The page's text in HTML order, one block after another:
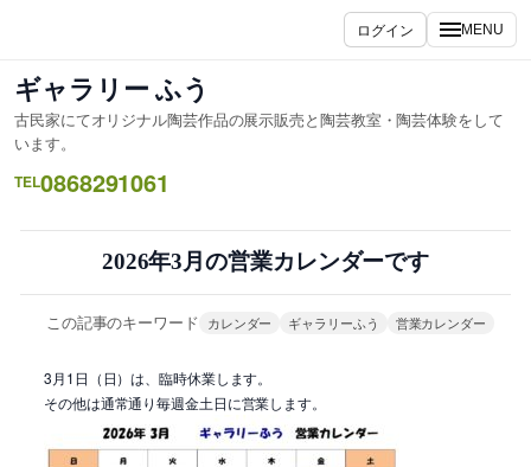
ス
キ
ッ
プ
ログイン MENU
ギャラリー ふう
古民家にてオリジナル陶芸作品の展示販売と陶芸教室・陶芸体験をして
います。
TEL0868291061
2026年3月の営業カレンダーです
この記事のキーワード カレンダー ギャラリーふう 営業カレンダー
3月1日（日）は、臨時休業します。
その他は通常通り毎週金土日に営業します。